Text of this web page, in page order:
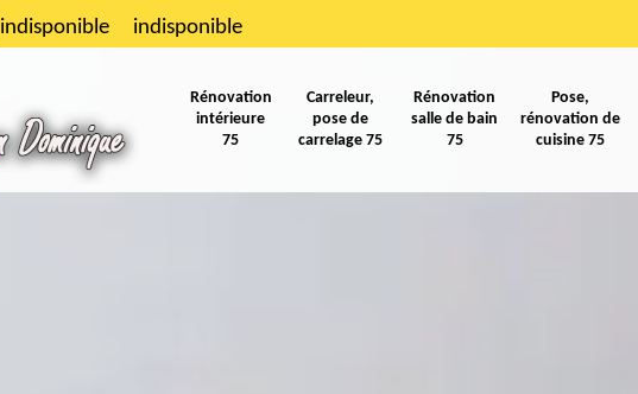
indisponible indisponible
Rénovation
intérieure
75
Carreleur,
pose de
carrelage 75
Rénovation
salle de bain
75
Pose,
rénovation de
cuisine 75